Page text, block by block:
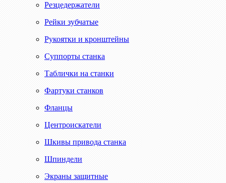
Резцедержатели
Рейки зубчатые
Рукоятки и кронштейны
Суппорты станка
Таблички на станки
Фартуки станков
Фланцы
Центроискатели
Шкивы привода станка
Шпиндели
Экраны защитные